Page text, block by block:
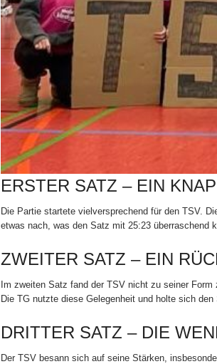
ERSTER SATZ – EIN
Die Partie startete vielversprechend für den TSV.
etwas nach, was den Satz mit 25:23 überraschend
ZWEITER SATZ – EIN
Im zweiten Satz fand der TSV nicht zu seiner
Die TG nutzte diese Gelegenheit und holte sich
DRITTER SATZ – DIE
Der TSV besann sich auf seine Stärken,